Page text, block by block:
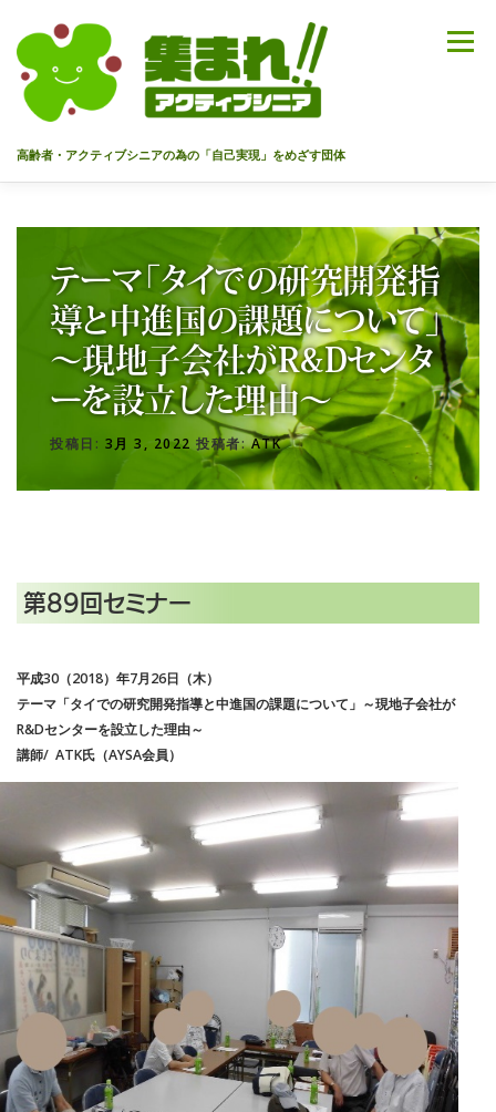
高齢者・アクティブシニアの為の「自己実現」をめざす団体
メニュー
HOME 代表あいさつ 私達について 今までのセミナー
メンバー 情報を募集中！ お問合せ 最新情報
入会のご案内 プライバシーポリシー
テーマ「タイでの研究開発指
導と中進国の課題について」
～現地子会社がR&Dセンタ
ーを設立した理由～
投稿日: 3月 3, 2022 投稿者:ATK
第89回セミナー
平成30（2018）年7月26日（木）
テーマ「タイでの研究開発指導と中進国の課題について」～現地子会社が
R&Dセンターを設立した理由～
講師/ ATK氏（AYSA会員）